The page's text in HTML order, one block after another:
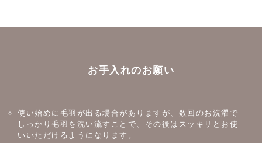
お手入れのお願い
使い始めに毛羽が出る場合がありますが、数回のお洗濯で
しっかり毛羽を洗い流すことで、その後はスッキリとお使
いいただけるようになります。